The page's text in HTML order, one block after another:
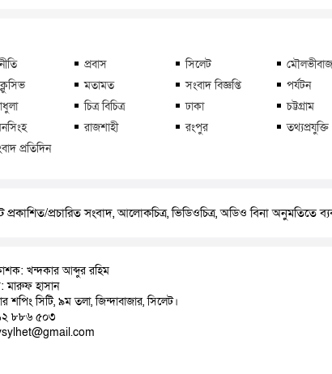
প্রবাস সিলেট
মতামত সংবাদ বিজ্ঞপ্তি
পর্যটন
চিত্র বিচিত্র ঢাকা
চট্টগ্রাম
রাজশাহী রংপুর
তথ্যপ্রযুক্তি
প্রতিদিন
প্রকাশিত/প্রচারিত সংবাদ, আলোকচিত্র, ভিডিওচিত্র, অডিও বিনা অনুমতিতে
খন্দকার আব্দুর রহিম
মারুফ হাসান
শপিং সিটি, ৯ম তলা, জিন্দাবাজার, সিলেট।
৮৮৬ ৫০৩